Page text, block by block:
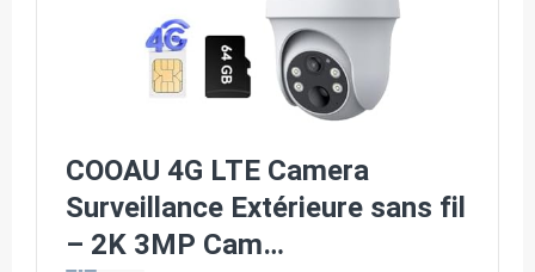
COOAU 4G LTE Camera
Surveillance Extérieure sans fil
– 2K 3MP Cam…